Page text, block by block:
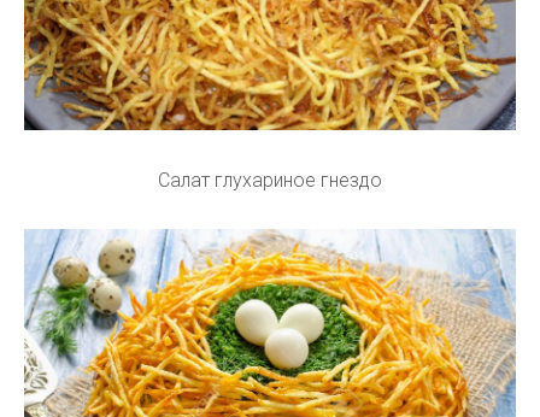
Салат глухариное гнездо